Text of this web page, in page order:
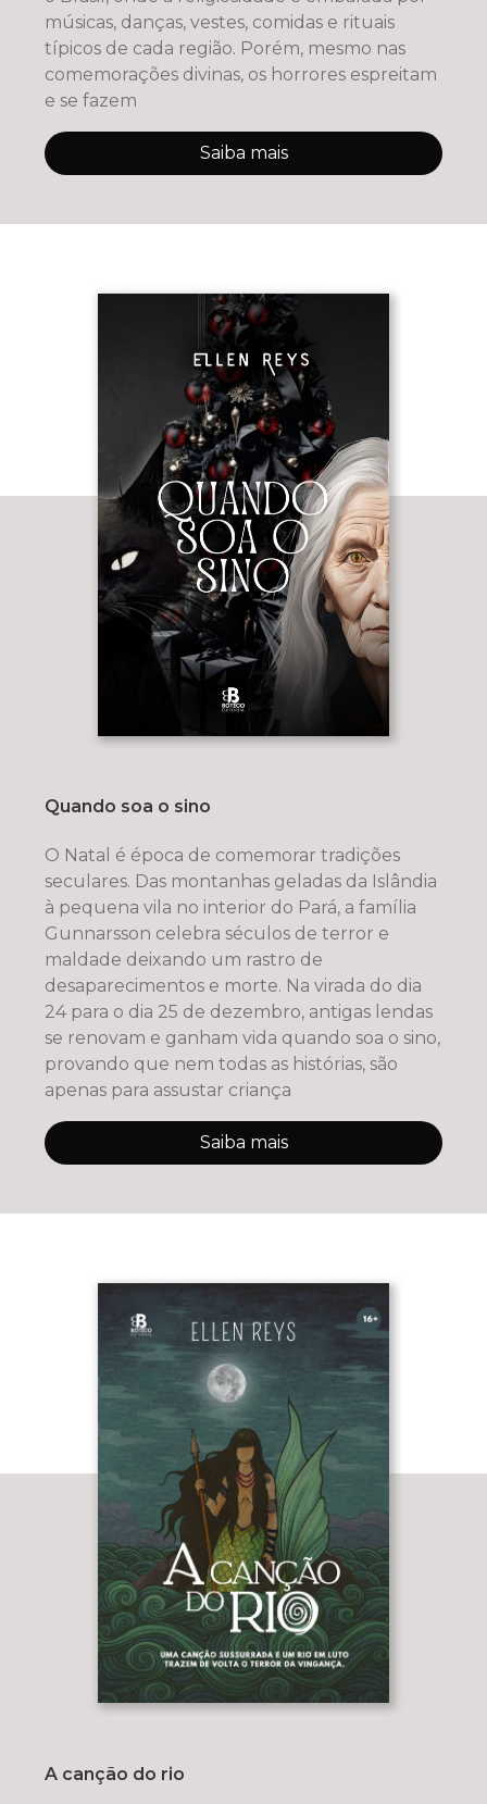
músicas, danças, vestes, comidas e rituais
típicos de cada região. Porém, mesmo nas
comemorações divinas, os horrores espreitam
e se fazem
Saiba mais
Quando soa o sino
O Natal é época de comemorar tradições
seculares. Das montanhas geladas da Islândia
à pequena vila no interior do Pará, a família
Gunnarsson celebra séculos de terror e
maldade deixando um rastro de
desaparecimentos e morte. Na virada do dia
24 para o dia 25 de dezembro, antigas lendas
se renovam e ganham vida quando soa o sino,
provando que nem todas as histórias, são
apenas para assustar criança
Saiba mais
A canção do rio